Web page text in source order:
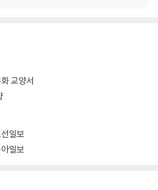
일보
일보
교양서